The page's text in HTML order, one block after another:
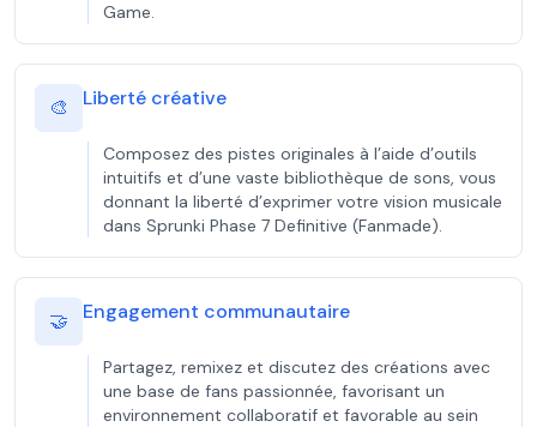
Game.
🎨 Liberté créative
Composez des pistes originales à l’aide d’outils
intuitifs et d’une vaste bibliothèque de sons, vous
donnant la liberté d’exprimer votre vision musicale
dans Sprunki Phase 7 Definitive (Fanmade).
🤝 Engagement communautaire
Partagez, remixez et discutez des créations avec
une base de fans passionnée, favorisant un
environnement collaboratif et favorable au sein